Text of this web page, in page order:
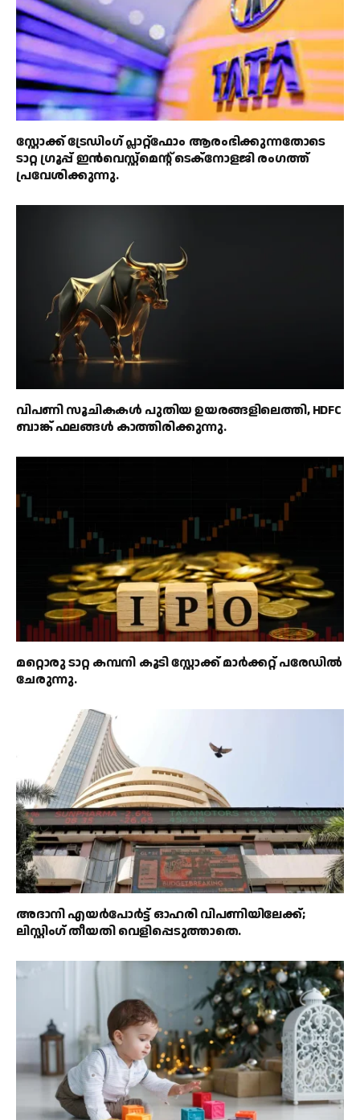
സ്റ്റോക്ക് ട്രേഡിംഗ് പ്ലാറ്റ്‌ഫോം ആരംഭിക്കുന്നതോടെ
ടാറ്റ ഗ്രൂപ്പ് ഇൻവെസ്റ്റ്‌മെൻ്റ് ടെക്‌നോളജി രംഗത്ത്
പ്രവേശിക്കുന്നു.
വിപണി സൂചികകൾ പുതിയ ഉയരങ്ങളിലെത്തി, HDFC
ബാങ്ക് ഫലങ്ങൾ കാത്തിരിക്കുന്നു.
മറ്റൊരു ടാറ്റ കമ്പനി കൂടി സ്റ്റോക്ക് മാർക്കറ്റ് പരേഡിൽ
ചേരുന്നു.
അദാനി എയർപോർട്ട് ഓഹരി വിപണിയിലേക്ക്;
ലിസ്റ്റിംഗ് തീയതി വെളിപ്പെടുത്താതെ.